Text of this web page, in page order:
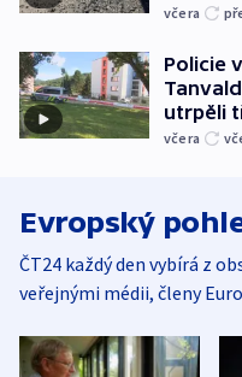
včera
Policie
utrpěli
včera
Evropský
ČT24 každý den vybírá z
veřejnými médii, členy